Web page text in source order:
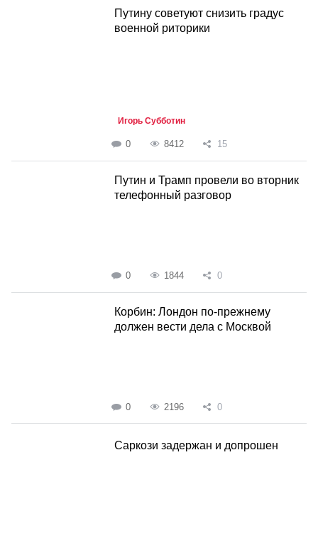
Путину советуют снизить градус
военной риторики
Игорь Субботин
0 8412 15
Путин и Трамп провели во вторник
телефонный разговор
0 1844 0
Корбин: Лондон по-прежнему
должен вести дела с Москвой
0 2196 0
Саркози задержан и допрошен